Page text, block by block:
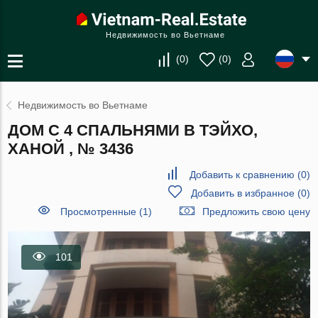
Недвижимость во Вьетнаме
(0) (0)
Недвижимость во Вьетнаме
ДОМ С 4 СПАЛЬНЯМИ В ТЭЙХО,
ХАНОЙ , № 3436
Добавить к сравнению (0)
Добавить в избранное(0)
Просмотренные (1)
Предложить свою цену
101